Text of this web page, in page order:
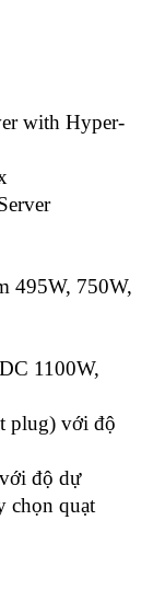
with Hyper-
495W, 750W,
1100W,
plug) với độ
độ dự
chọn quạt